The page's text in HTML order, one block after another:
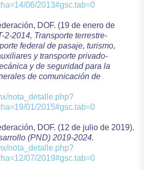
06/2013#gsc.tab=0
DOF. (19 de enero de
2-2014, Transporte terrestre-
federal de pasaje, turismo,
y transporte privado-
y de seguridad para la
de comunicación de
nota_detalle.php?
01/2015#gsc.tab=0
DOF. (12 de julio de 2019).
(PND) 2019-2024.
nota_detalle.php?
07/2019#gsc.tab=0